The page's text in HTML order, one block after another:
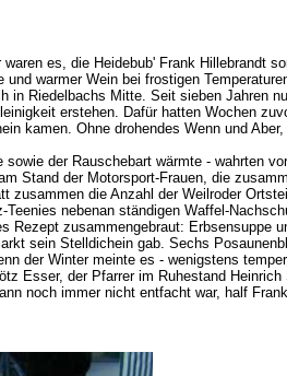
es, die Heidebub' Frank Hillebrandt
warmer Wein bei frostigen
Riedelbachs Mitte. Seit sieben Jahren
erstehen. Dafür hatten Wochen
kamen. Ohne drohendes Wenn und
der Rauschebart wärmte - wahrten
Stand der Motorsport-Frauen, die
die Anzahl der Weilroder
nebenan ständigen Waffel-
zusammengebraut: Erbsensuppe
sein Stelldichein gab. Sechs
der Winter meinte es - wenigstens
Esser, der Pfarrer im Ruhestand
noch immer nicht entfacht war, half